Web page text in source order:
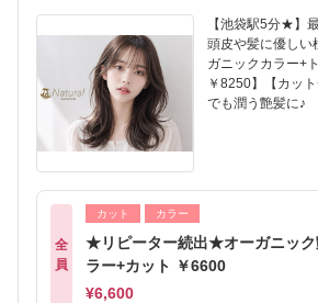
【池袋駅5分★】
頭皮や髪に優しい
ガニックカラー+
￥8250】【カッ
でも潤う艶髪に♪
全
員
カット カラー
★リピーター続出★オーガニック
ラー+カット ￥6600
¥6,600